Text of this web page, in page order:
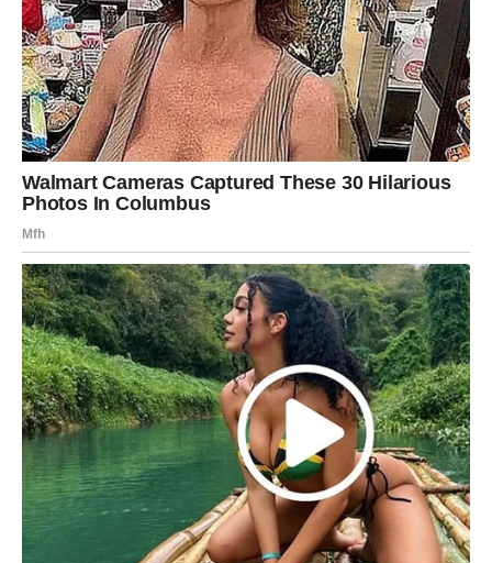
Shvatanje da ništa nije onako kako
izgleda
Centralna poruka ovog perioda jeste spoznaja da mnoge
stvari nisu bile onakve kakvima su se činile. Iluzije se
mogu raspršiti, a istina se pojavljuje tamo gde je ranije
bilo nejasnoća.
Ovo ne znači nužno negativne događaje. Naprotiv, u